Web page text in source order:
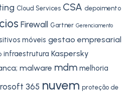
Cloud Services CSA depoimento
Firewall Gartner Gerenciamento
móveis gestao empresarial
infraestrutura Kaspersky
malware mdm melhoria
365 nuvem proteção de